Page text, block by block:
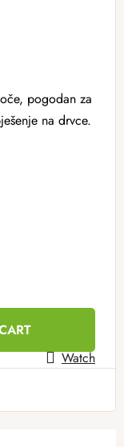
pogodan za
na drvce.
Watch